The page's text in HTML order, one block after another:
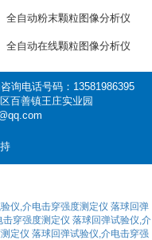
全自动粉末颗粒图像分析仪
全自动在线颗粒图像分析仪
询电话号码：13581986395
百善镇王庄实业园
仪,介电击穿强度测定仪 落球回弹
穿强度测定仪 落球回弹试验仪,介
定仪 落球回弹试验仪,介电击穿强